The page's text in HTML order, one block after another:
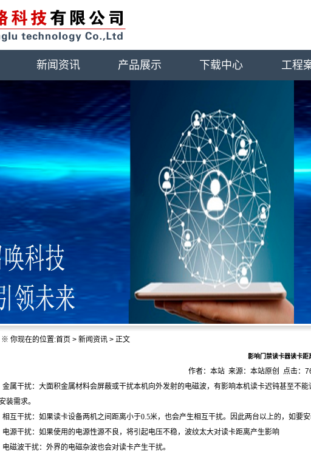
新闻资讯 产品展示 下载中心 工程
※ 你现在的位置:首页 > 新闻资讯 > 正文
影响门禁读卡器读卡距
作者：本站 来源：本站原创 点击：
金属干扰：大面积金属材料会屏蔽或干扰本机向外发射的电磁波，有影响本机读卡迟钝甚至不
装需求。
相互干扰：如果读卡设备两机之间距离小于0.5米，也会产生相互干扰。因此两台以上的，如要
电源干扰：如果使用的电源性源不良，将引起电压不稳，波纹太大对读卡距离产生影响
电磁波干扰：外界的电磁杂波也会对读卡产生干扰。